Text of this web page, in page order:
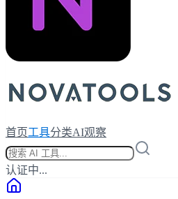
首页工具分类AI观察
认证中...